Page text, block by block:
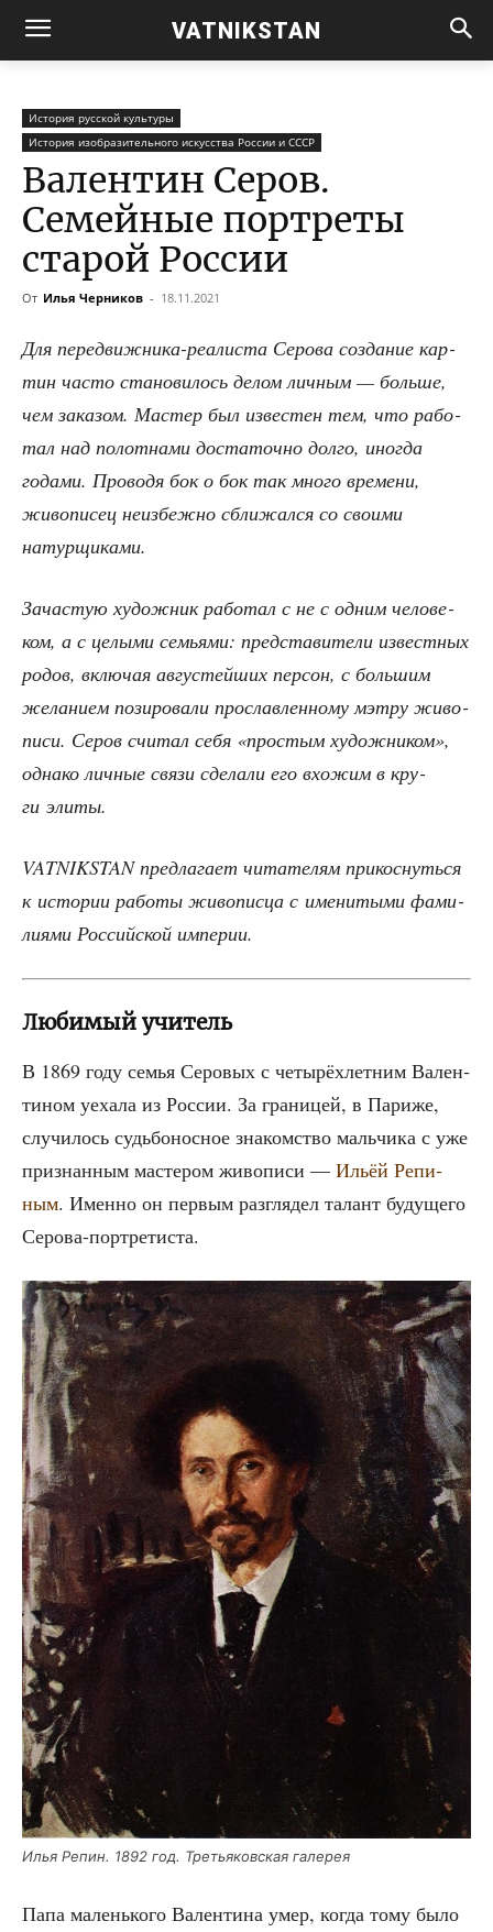
VATNIKSTAN
История русской культуры
История изобразительного искусства России и СССР
Валентин Серов.
Семейные портреты
старой России
От Илья Черников - 18.11.2021
Для пере­движ­ни­ка-реа­ли­ста Серо­ва созда­ние кар­
тин часто ста­но­ви­лось делом лич­ным — боль­ше,
чем зака­зом. Мастер был изве­стен тем, что рабо­
тал над полот­на­ми доста­точ­но дол­го, ино­гда
года­ми. Про­во­дя бок о бок так мно­го вре­ме­ни,
живо­пи­сец неиз­беж­но сбли­жал­ся со сво­и­ми
натурщиками.
Зача­стую худож­ник рабо­тал с не с одним чело­ве­
ком, а с целы­ми семья­ми: пред­ста­ви­те­ли извест­ных
родов, вклю­чая авгу­стей­ших пер­сон, с боль­шим
жела­ни­ем пози­ро­ва­ли про­слав­лен­но­му мэт­ру живо­
пи­си. Серов счи­тал себя «про­стым худож­ни­ком»,
одна­ко лич­ные свя­зи сде­ла­ли его вхо­жим в кру­
ги элиты.
VATNIKSTAN пред­ла­га­ет чита­те­лям при­кос­нуть­ся
к исто­рии рабо­ты живо­пис­ца с име­ни­ты­ми фами­
ли­я­ми Рос­сий­ской империи.
Любимый учитель
В 1869 году семья Серо­вых с четы­рёх­лет­ним Вален­
ти­ном уеха­ла из Рос­сии. За гра­ни­цей, в Пари­же,
слу­чи­лось судь­бо­нос­ное зна­ком­ство маль­чи­ка с уже
при­знан­ным масте­ром живо­пи­си — Ильёй Репи­
ным. Имен­но он пер­вым раз­гля­дел талант буду­ще­го
Серова-портретиста.
Илья Репин. 1892 год. Тре­тья­ков­ская галерея
Папа малень­ко­го Вален­ти­на умер, когда тому было